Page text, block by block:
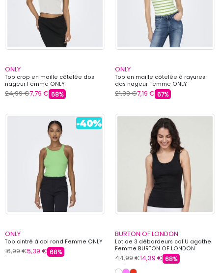
ONLY
Top crop en maille côtelée dos
nageur Femme ONLY
24,99 €7,79 € 68%
ONLY
Top en maille côtelée à rayures
dos nageur Femme ONLY
21,99 €7,19 € 67%
ONLY
Top cintré à col rond Femme ONLY
16,99 €5,39 € 68%
BURTON OF LONDON
Lot de 3 débardeurs col U agathe
Femme BURTON OF LONDON
44,99 €14,39 € 68%